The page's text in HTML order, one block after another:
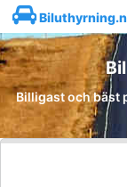
Billigast och bäst